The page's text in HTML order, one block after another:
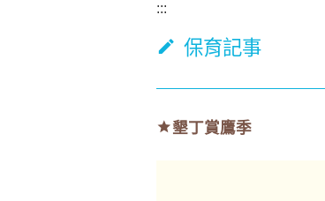
:::
保育記事
墾丁賞鷹季